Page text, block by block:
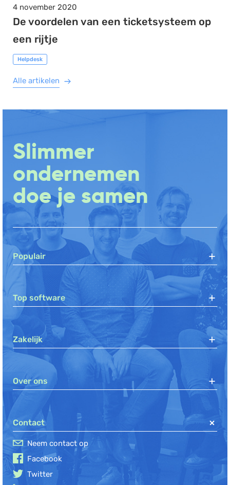
4 november 2020
De voordelen van een ticketsysteem op
een rijtje
Helpdesk
Alle artikelen
Slimmer
ondernemen
doe je samen
Populair
Top software
Zakelijk
Over ons
Contact
Neem contact op
Facebook
Twitter